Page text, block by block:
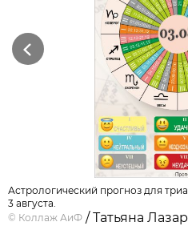
Previous
Астрологический прогноз для
3 августа.
© Коллаж АиФ / Татьяна